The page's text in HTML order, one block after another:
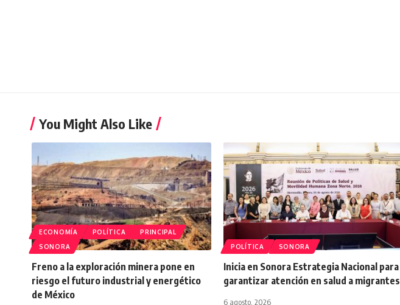
You Might Also Like
ECONOMÍA POLÍTICA
PRINCIPAL
SONORA
Freno a la exploración minera pone en
riesgo el futuro industrial y energético
de México
POLÍTICA SONORA
Inicia en Sonora Estrategia Nacional para
garantizar atención en salud a migrantes
6 agosto, 2026